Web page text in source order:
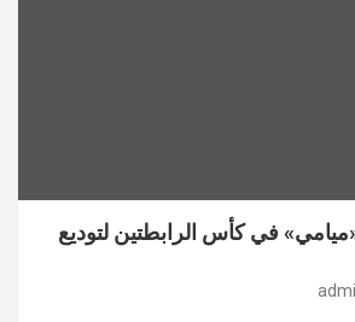
في كأس الرابطتين لتوديع